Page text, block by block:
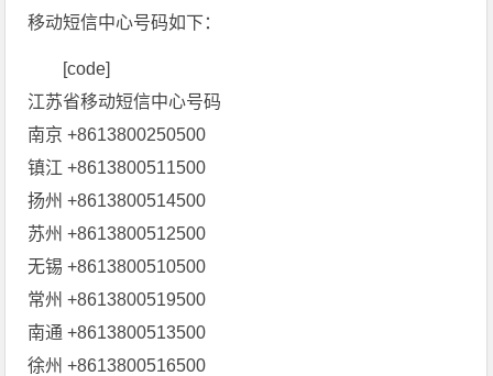
移动短信中心号码如下：
[code]
江苏省移动短信中心号码
南京 +8613800250500
镇江 +8613800511500
扬州 +8613800514500
苏州 +8613800512500
无锡 +8613800510500
常州 +8613800519500
南通 +8613800513500
徐州 +8613800516500